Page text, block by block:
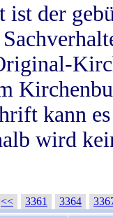
ist der
kann
wird
<< 3361 3364